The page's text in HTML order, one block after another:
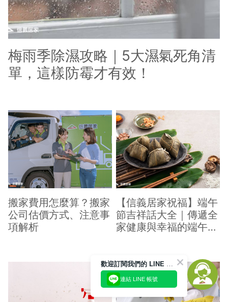
梅雨季除濕攻略｜5大濕氣死角清
單，這樣防霉才有效！
搬家費用怎麼算？搬家
公司估價方式、注意事
項解析
【信義居家祝福】端午
節吉祥話大全｜傳遞全
家健康與幸福的端午祝
歡迎訂閱我們的 LINE 官方帳號
連結 LINE 帳號